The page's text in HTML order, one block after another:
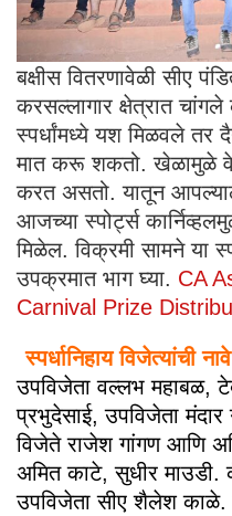
बक्षीस वितरणावेळी सीए
करसल्लागार क्षेत्रात
स्पर्धांमध्ये यश मिळवले तर
मात करू शकतो. खेळामुळे
करत असतो. यातून
आजच्या स्पोर्ट्स
मिळेल. विक्रमी सामने या
उपक्रमात भाग घ्या. CA
Carnival Prize
स्पर्धानिहाय विजेत्यांची नावे
उपविजेता वल्लभ महाबळ,
प्रभुदेसाई, उपविजेता
विजेते राजेश गांगण आणि
अमित काटे, सुधीर
उपविजेता सीए शैलेश काळे.